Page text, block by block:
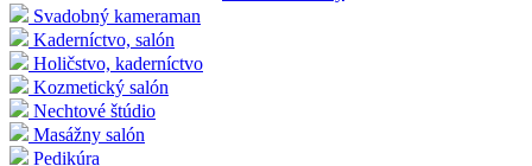
Svadobný kameraman
Kaderníctvo, salón
Holičstvo, kaderníctvo
Kozmetický salón
Nechtové štúdio
Masážny salón
Pedikúra